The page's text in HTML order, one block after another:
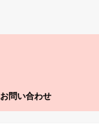
お問い合わせ